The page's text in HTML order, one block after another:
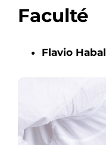
Faculté
Flavio Habal